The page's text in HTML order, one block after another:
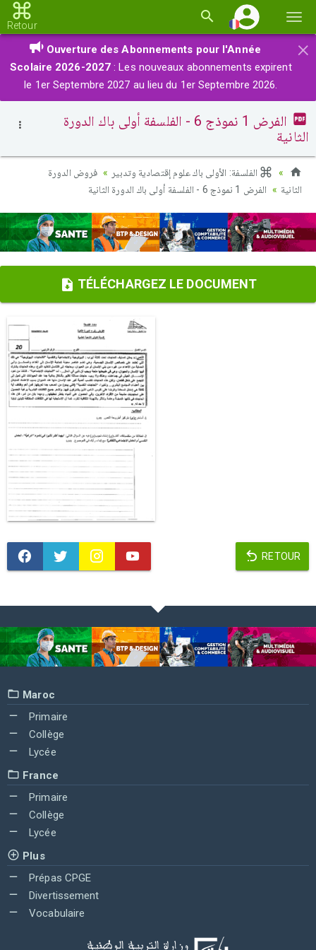
la
Retour
×
Ouverture des Abonnements pour l'Année
Scolaire 2026-2027 : Les nouveaux abonnements expirent
le 1er Septembre 2027 au lieu du 1er Septembre 2026.
الفرض 1 نموذج 6 - الفلسفة أولى باك الدورة
الثانية
الفلسفة: الأولى باك علوم إقتصادية وتدبير
فروض الدورة
الثانية
الفرض 1 نموذج 6 - الفلسفة أولى باك الدورة الثانية
TÉLÉCHARGEZ LE DOCUMENT
RETOUR
Maroc
Primaire
Collège
Lycée
France
Primaire
Collège
Lycée
Plus
Prépas CPGE
Divertissement
Vocabulaire